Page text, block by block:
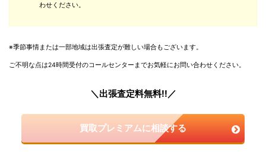
わせください。
※季節事情または一部地域は出張査定が難しい場合もございます。
ご不明な点は24時間受付のコールセンターまでお気軽にお問い合わせください。
＼出張査定料無料!!／
買取プレミアムに相談する